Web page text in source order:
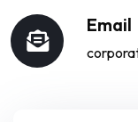
Email